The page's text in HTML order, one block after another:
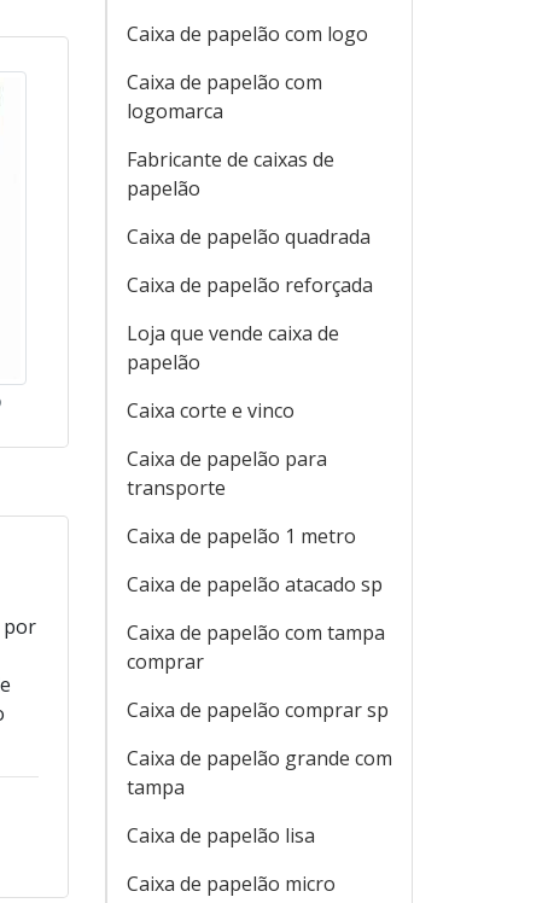
por
Caixa de papelão com logo
Caixa de papelão com
logomarca
Fabricante de caixas de
papelão
Caixa de papelão quadrada
Caixa de papelão reforçada
Loja que vende caixa de
papelão
Caixa corte e vinco
Caixa de papelão para
transporte
Caixa de papelão 1 metro
Caixa de papelão atacado sp
Caixa de papelão com tampa
comprar
Caixa de papelão comprar sp
Caixa de papelão grande com
tampa
Caixa de papelão lisa
Caixa de papelão micro